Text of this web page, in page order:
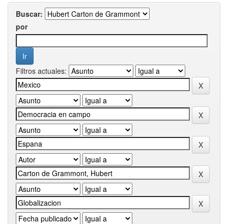
Buscar:
por
Filtros actuales: